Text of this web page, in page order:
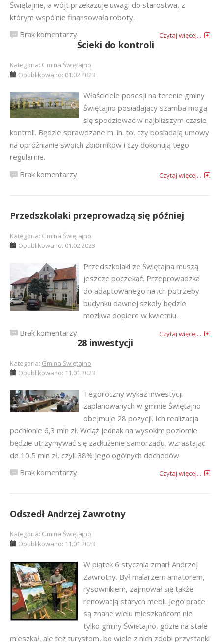
Świętajnie, a wójt przekazuje uwagi do starostwa, z
którym wspólnie finansowała roboty.
Brak komentarzy
Czytaj więcej...
Ścieki do kontroli
Kategoria: Gmina Świętajno
Opublikowano: 01.02.2023
Właściciele posesji na terenie gminy
Świętajno posiadający szamba mogą
się spodziewać w najbliższym czasie
kontroli. Będzie sprawdzane m. in. to, czy posiadają umowy
na opróżnianie swoich zbiorników i czy dokonują tego
regularnie.
Brak komentarzy
Czytaj więcej...
Przedszkolaki przeprowadzą się później
Kategoria: Gmina Świętajno
Opublikowano: 01.02.2023
Przedszkolaki ze Świętajna muszą
jeszcze poczekać. Przeprowadzka
do adaptowanego na ich potrzeby
budynku dawnej szkoły będzie
możliwa dopiero w kwietniu.
Brak komentarzy
Czytaj więcej...
28 inwestycji
Kategoria: Gmina Świętajno
Opublikowano: 11.01.2023
Tegoroczny wykaz inwestycji
zaplanowanych w gminie Świętajno
obejmuje 28 pozycji. Ich realizacja
pochłonie 6,3 mln zł. Wciąż jednak na wysokim poziomie
będzie utrzymywać się zadłużenie samorządu, wzrastając
do 10,5 mln zł, czyli 38% jego ogólnych dochodów.
Brak komentarzy
Czytaj więcej...
Odszedł Andrzej Zawrotny
Kategoria: Gmina Świętajno
Opublikowano: 11.01.2023
W piątek 6 stycznia zmarł Andrzej
Zawrotny. Był malarzem amatorem,
rysownikiem, zajmował się także
renowacją starych mebli. Jego prace
są znane wielu mieszkańcom nie
tylko gminy Świętajno, gdzie na stałe
mieszkał, ale też turystom, bo wiele z nich zdobi przystanki